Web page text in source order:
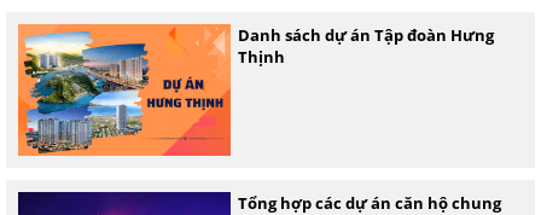
Danh sách dự án Tập đoàn Hưng
Thịnh
Tổng hợp các dự án căn hộ chung